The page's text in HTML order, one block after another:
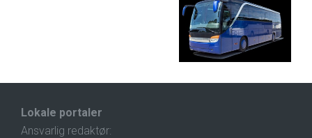
Lokale portaler
Ansvarlig redaktør: